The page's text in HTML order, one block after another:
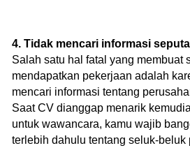
4. Tidak mencari informasi
Salah satu hal fatal yang membuat
mendapatkan pekerjaan adalah
mencari informasi tentang
Saat CV dianggap menarik
untuk wawancara, kamu wajib
terlebih dahulu tentang seluk-beluk